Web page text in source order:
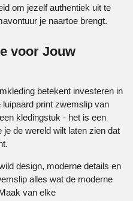
om jezelf authentiek uit te
je naartoe brengt.
voor Jouw
betekent investeren in
print zwemslip van
kledingstuk - het is een
de wereld wilt laten zien dat
design, moderne details en
alles wat de moderne
van elke